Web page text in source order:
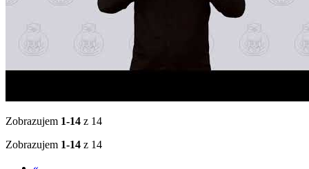
Zobrazujem 1-14 z 14
Zobrazujem 1-14 z 14